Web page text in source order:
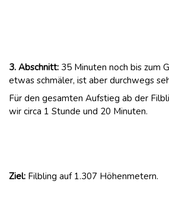
3. Abschnitt: 35 Minuten noch bis zum
etwas schmäler, ist aber durchwegs
Für den gesamten Aufstieg ab der
wir circa 1 Stunde und 20 Minuten.
Ziel: Filbling auf 1.307 Höhenmetern.